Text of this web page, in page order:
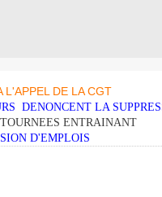
L'APPEL DE LA CGT
DENONCENT LA
ENTRAINANT
D'EMPLOIS